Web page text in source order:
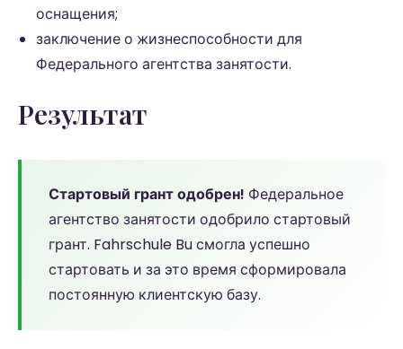
оснащения;
заключение о жизнеспособности для
Федерального агентства занятости.
Результат
Стартовый грант одобрен! Федеральное
агентство занятости одобрило стартовый
грант. Fahrschule Bu смогла успешно
стартовать и за это время сформировала
постоянную клиентскую базу.